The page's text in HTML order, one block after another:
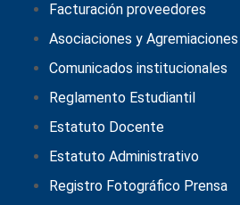
Facturación proveedores
Asociaciones y Agremiaciones
Comunicados institucionales
Reglamento Estudiantil
Estatuto Docente
Estatuto Administrativo
Registro Fotográfico Prensa